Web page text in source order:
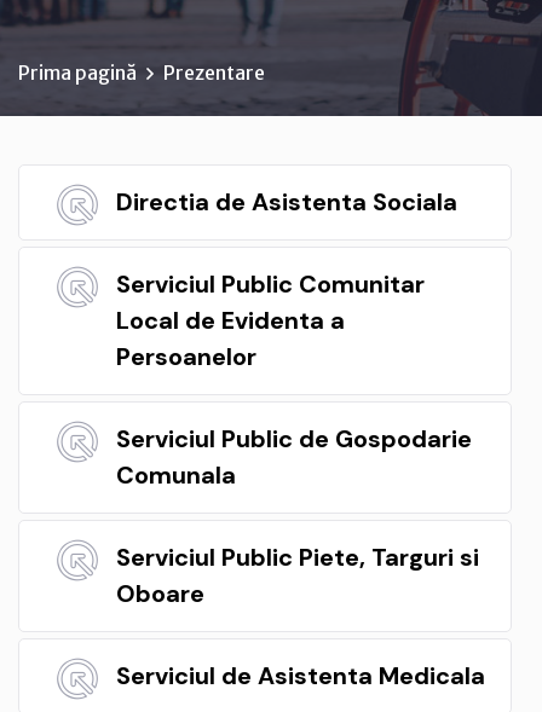
Prima pagină Prezentare
Directia de Asistenta Sociala
Serviciul Public Comunitar
Local de Evidenta a
Persoanelor
Serviciul Public de Gospodarie
Comunala
Serviciul Public Piete, Targuri si
Oboare
Serviciul de Asistenta Medicala